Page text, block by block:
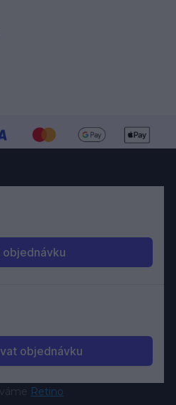
Retino